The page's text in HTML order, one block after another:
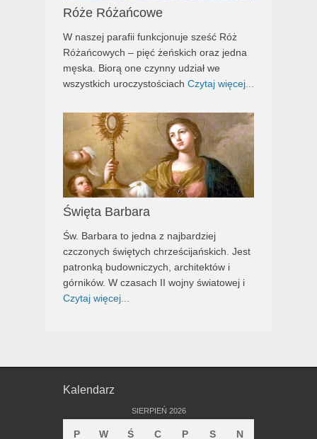
Róże Różańcowe
W naszej parafii funkcjonuje sześć Róż
Różańcowych – pięć żeńskich oraz jedna
męska. Biorą one czynny udział we
wszystkich uroczystościach Czytaj więcej...
Święta Barbara
Św. Barbara to jedna z najbardziej
czczonych świętych chrześcijańskich. Jest
patronką budowniczych, architektów i
górników. W czasach II wojny światowej i
Czytaj więcej...
Kalendarz
SIERPIEŃ 2026
P W Ś C P S N